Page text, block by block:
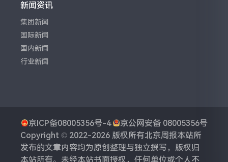
新闻资讯
集团新闻
国际新闻
国内新闻
行业新闻
京ICP备08005356号-4
京公网安备 08005356号
Copyright © 2022-2026 版权所有北京周报本站所
发布的文章内容均为原创整理与独立撰写，版权归
本站所有。未经本站书面授权，任何单位或个人不